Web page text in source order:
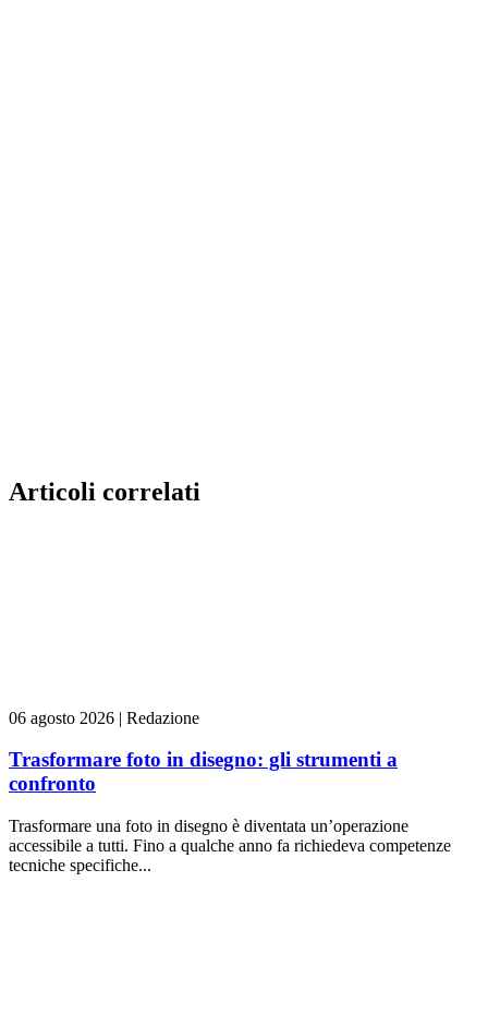
Articoli correlati
06 agosto 2026 | Redazione
Trasformare foto in disegno: gli strumenti a
confronto
Trasformare una foto in disegno è diventata un’operazione
accessibile a tutti. Fino a qualche anno fa richiedeva competenze
tecniche specifiche...